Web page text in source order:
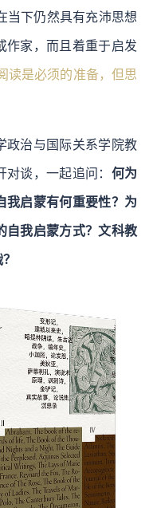
当下仍然具有充沛思想
作家，而且着重于启发
读是必须的准备，但思
政治与国际关系学院教
谈，一起追问： 何为
我启蒙有何重要性？为
自我启蒙方式？文科教